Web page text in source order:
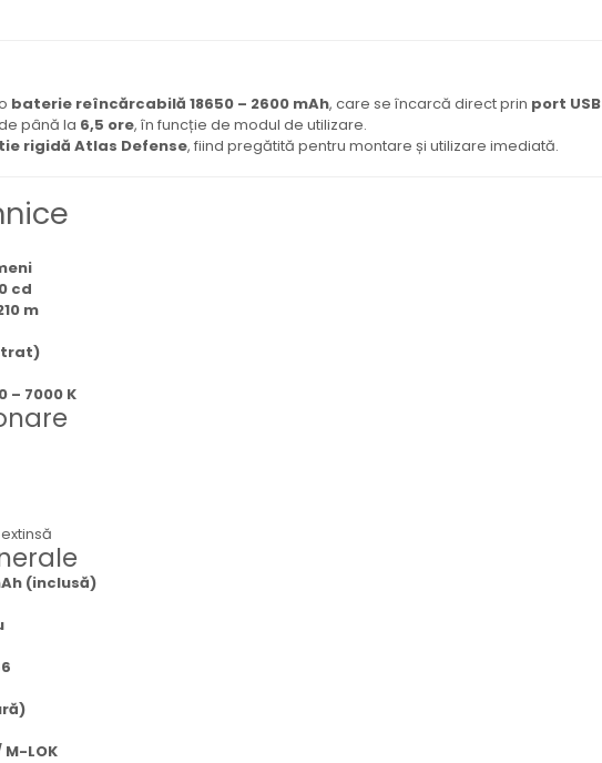
baterie reîncărcabilă 18650 – 2600 mAh, care se încarcă direct prin port USB
până la 6,5 ore, în funcție de modul de utilizare.
rigidă Atlas Defense, fiind pregătită pentru montare și utilizare imediată.
cd
m
– 7000 K
(inclusă)
LOK